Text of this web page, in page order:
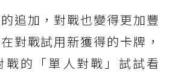
追加，對戰也變得更加豐
對戰試用新獲得的卡牌，
戰的「單人對戰」試試看